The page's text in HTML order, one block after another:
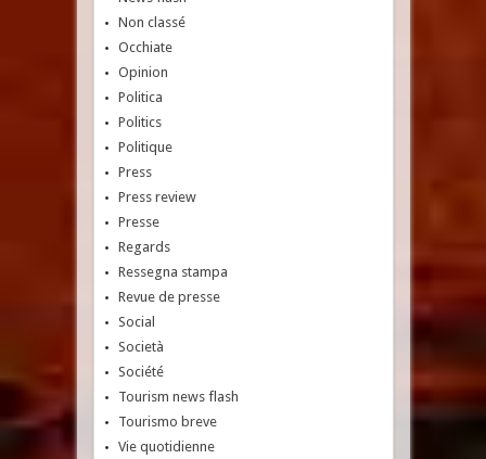
Non classé
Occhiate
Opinion
Politica
Politics
Politique
Press
Press review
Presse
Regards
Ressegna stampa
Revue de presse
Social
Società
Société
Tourism news flash
Tourismo breve
Vie quotidienne